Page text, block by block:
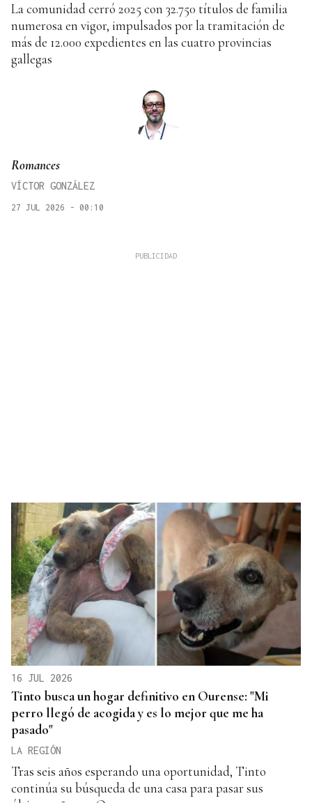
La comunidad cerró 2025 con 32.750 títulos de familia
numerosa en vigor, impulsados por la tramitación de
más de 12.000 expedientes en las cuatro provincias
gallegas
Romances
VÍCTOR GONZÁLEZ
27 JUL 2026 - 00:10
16 JUL 2026
Tinto busca un hogar definitivo en Ourense: "Mi
perro llegó de acogida y es lo mejor que me ha
pasado"
LA REGIÓN
Tras seis años esperando una oportunidad, Tinto
continúa su búsqueda de una casa para pasar sus